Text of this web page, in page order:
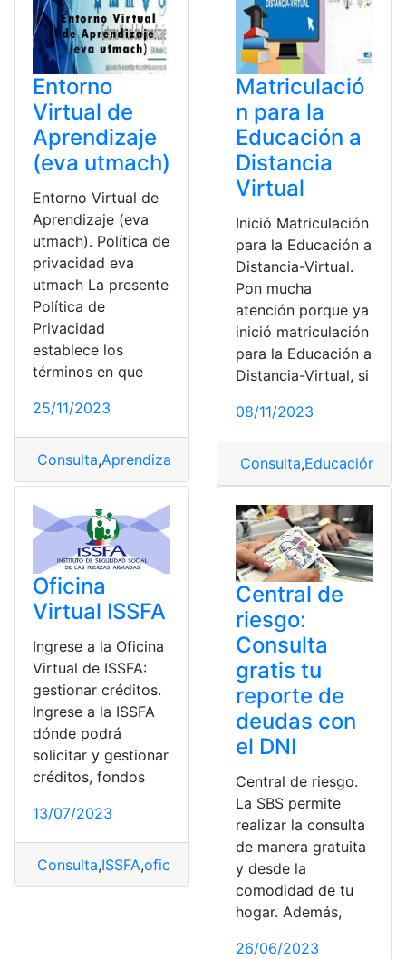
Entorno
Virtual de
Aprendizaje
(eva utmach)
Entorno Virtual de
Aprendizaje (eva
utmach). Política de
privacidad eva
utmach La presente
Política de
Privacidad
establece los
términos en que
25/11/2023
Consulta,Aprendizaje Entorno Virtual,Eva utmach
Matriculació
n para la
Educación a
Distancia
Virtual
Inició Matriculación
para la Educación a
Distancia-Virtual.
Pon mucha
atención porque ya
inició matriculación
para la Educación a
Distancia-Virtual, si
08/11/2023
Consulta,Educación
Oficina
Virtual ISSFA
Ingrese a la Oficina
Virtual de ISSFA:
gestionar créditos.
Ingrese a la ISSFA
dónde podrá
solicitar y gestionar
créditos, fondos
13/07/2023
Consulta,ISSFA,oficina Oficina virtual Oficina Virtual
Central de
riesgo:
Consulta
gratis tu
reporte de
deudas con
el DNI
Central de riesgo.
La SBS permite
realizar la consulta
de manera gratuita
y desde la
comodidad de tu
hogar. Además,
26/06/2023